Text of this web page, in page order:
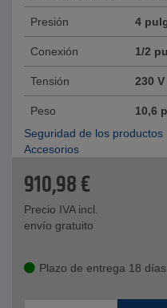
Presión 4
Conexión 1/2
Tensión 230 V
Peso
10,6
Seguridad de los productos
Accesorios
910,98€
Precio IVA incl.
envío gratuito
Plazo de entrega 18